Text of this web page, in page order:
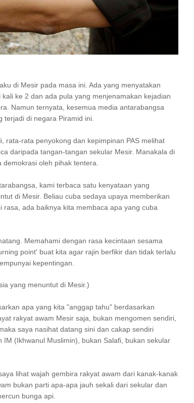
di Mesir pada masa ini. Ada yang menyatakan
ke 2 dan ada pula yang menjenamakan kejadian
Namun ternyata, kesemua media antarabangsa
di negara Piramid ini.
rata-rata penyokong dan kepimpinan PAS melihat
daripada tangan-tangan sekular Mesir. Manakala di
oleh pihak tentera.
kami terbaca satu kenyataan yang
di Mesir. Beliau cuba sedaya upaya memberikan
ada baiknya kita membaca apa yang cuba
Memahami dengan rasa kecintaan sesama
point' buat kita agar rajin berfikir dan tidak terlalu
kepentingan.
yang menuntut di Mesir.)
apa yang kita "anggap tahu" berdasarkan
rakyat awam Mesir saja, bukan mengomen sendiri,
saya nasihat datang sini dan cakap sendiri
(Ikhwanul Muslimin), bukan Salafi, bukan sekular
lihat wajah gembira rakyat awam dari kanak-kanak
bukan parti apa-apa jauh sekali dari sekular dan
bunga api.